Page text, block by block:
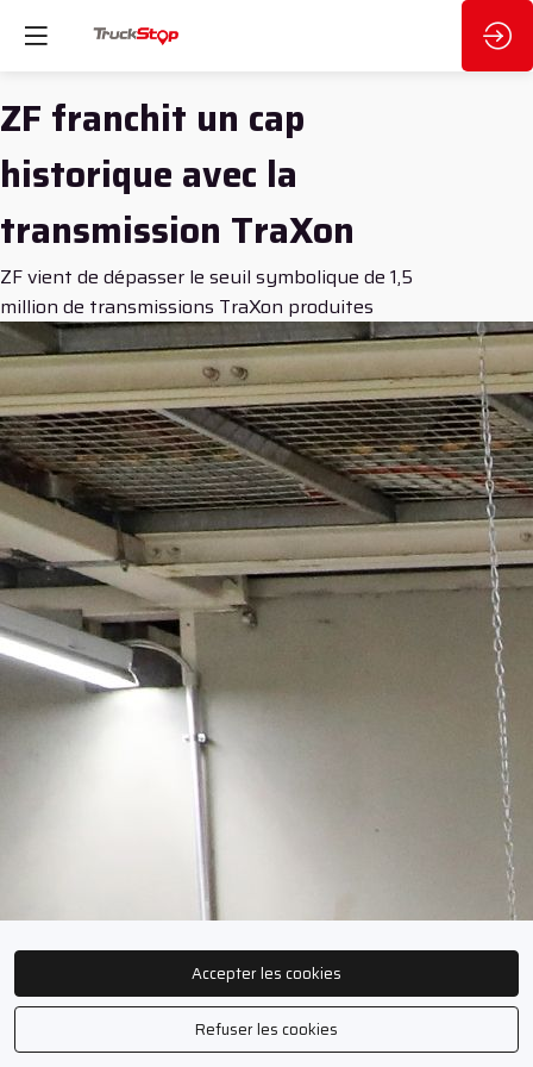
ZF franchit un cap
historique avec la
transmission TraXon
ZF vient de dépasser le seuil symbolique de 1,5
million de transmissions TraXon produites
Accepter les cookies
Refuser les cookies